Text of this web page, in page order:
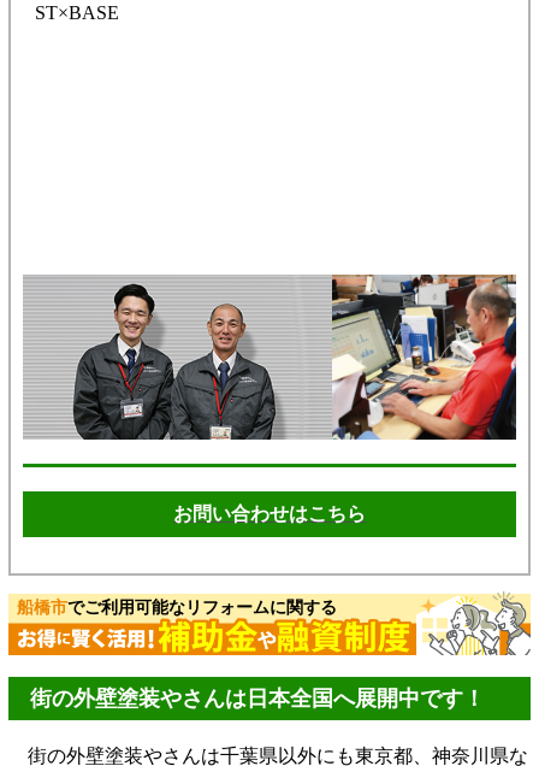
ST×BASE
お問い合わせはこちら
船橋市でご利用可能なリフォームに関する
街の外壁塗装やさんは日本全国へ展開中です！
街の外壁塗装やさんは千葉県以外にも東京都、神奈川県な